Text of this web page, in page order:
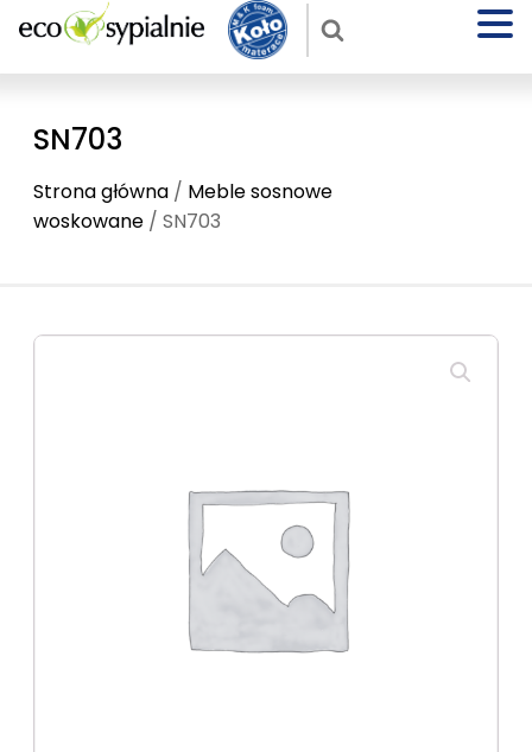
SN703
Strona główna / Meble sosnowe
woskowane / SN703